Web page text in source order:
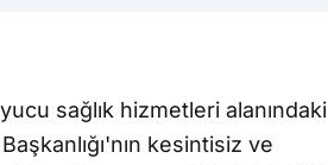
sağlık hizmetleri alanındaki
kesintisiz ve